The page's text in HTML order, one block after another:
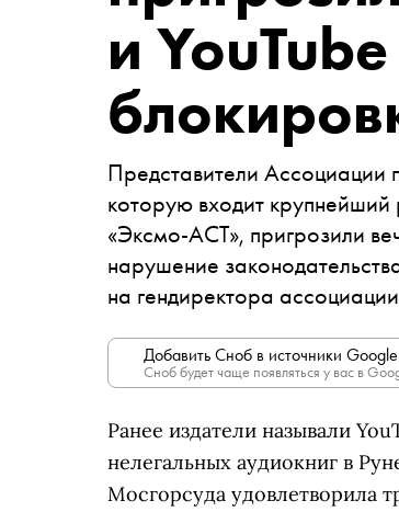
и
Представители
которую входит крупнейший
«Эксмо-АСТ», пригрозили
нарушение
на гендиректора
Добавить Сноб в источники Google
Сноб будет чаще появляться у вас в
Ранее издатели называли
нелегальных аудиокниг в
Мосгорсуда удовлетворила